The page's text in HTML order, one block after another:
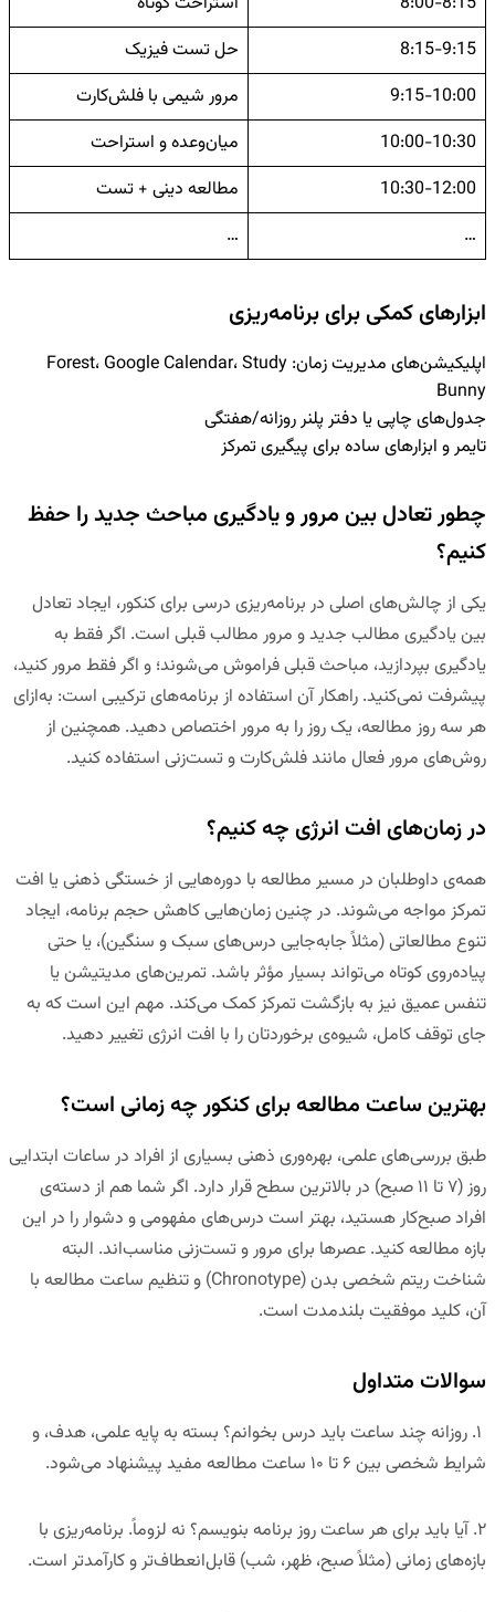
8:15-9:15
حل تست فیزیک
9:15-10:00
مرور شیمی با فلش‌کارت
10:00-10:30
میان‌وعده و استراحت
10:30-12:00
مطالعه دینی + تست
…
…
ابزارهای کمکی برای برنامه‌ریزی
اپلیکیشن‌های مدیریت زمان: Forest، Google Calendar، Study
Bunny
جدول‌های چاپی یا دفتر پلنر روزانه/هفتگی
تایمر و ابزارهای ساده برای پیگیری تمرکز
چطور تعادل بین مرور و یادگیری مباحث جدید را حفظ
کنیم؟
یکی از چالش‌های اصلی در برنامه‌ریزی درسی برای کنکور، ایجاد تعادل
بین یادگیری مطالب جدید و مرور مطالب قبلی است. اگر فقط به
یادگیری بپردازید، مباحث قبلی فراموش می‌شوند؛ و اگر فقط مرور کنید،
پیشرفت نمی‌کنید. راهکار آن استفاده از برنامه‌های ترکیبی است: به‌ازای
هر سه روز مطالعه، یک روز را به مرور اختصاص دهید. همچنین از
روش‌های مرور فعال مانند فلش‌کارت و تست‌زنی استفاده کنید.
در زمان‌های افت انرژی چه کنیم؟
همه‌ی داوطلبان در مسیر مطالعه با دوره‌هایی از خستگی ذهنی یا افت
تمرکز مواجه می‌شوند. در چنین زمان‌هایی کاهش حجم برنامه، ایجاد
تنوع مطالعاتی (مثلاً جابه‌جایی درس‌های سبک و سنگین)، یا حتی
پیاده‌روی کوتاه می‌تواند بسیار مؤثر باشد. تمرین‌های مدیتیشن یا
تنفس عمیق نیز به بازگشت تمرکز کمک می‌کند. مهم این است که به
جای توقف کامل، شیوه‌ی برخوردتان را با افت انرژی تغییر دهید.
بهترین ساعت مطالعه برای کنکور چه زمانی است؟
طبق بررسی‌های علمی، بهره‌وری ذهنی بسیاری از افراد در ساعات ابتدایی
روز (۷ تا ۱۱ صبح) در بالاترین سطح قرار دارد. اگر شما هم از دسته‌ی
افراد صبح‌کار هستید، بهتر است درس‌های مفهومی و دشوار را در این
بازه مطالعه کنید. عصرها برای مرور و تست‌زنی مناسب‌اند. البته
شناخت ریتم شخصی بدن (Chronotype) و تنظیم ساعت مطالعه با
آن، کلید موفقیت بلندمدت است.
سوالات متداول
۱. روزانه چند ساعت باید درس بخوانم؟ بسته به پایه علمی، هدف، و
شرایط شخصی بین ۶ تا ۱۰ ساعت مطالعه مفید پیشنهاد می‌شود.
۲.آیا باید برای هر ساعت روز برنامه بنویسم؟ نه لزوماً. برنامه‌ریزی با
بازه‌های زمانی (مثلاً صبح، ظهر، شب) قابل‌انعطاف‌تر و کارآمدتر است.